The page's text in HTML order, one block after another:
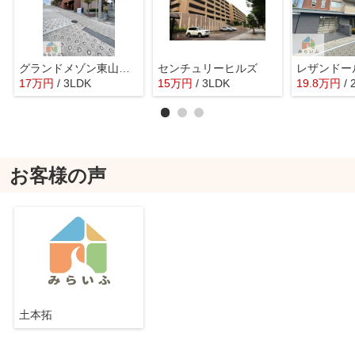
グランドメゾン東山元町
17万円 / 3LDK
センチュリーヒルズ
15万円 / 3LDK
レザンド
19.8万円 /
お客様の声
土本拓